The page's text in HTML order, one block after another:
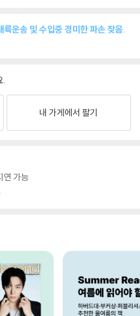
운송 및 수입중 경미한 파손 잦음.
.
내 가게에서 팔기
연 가능